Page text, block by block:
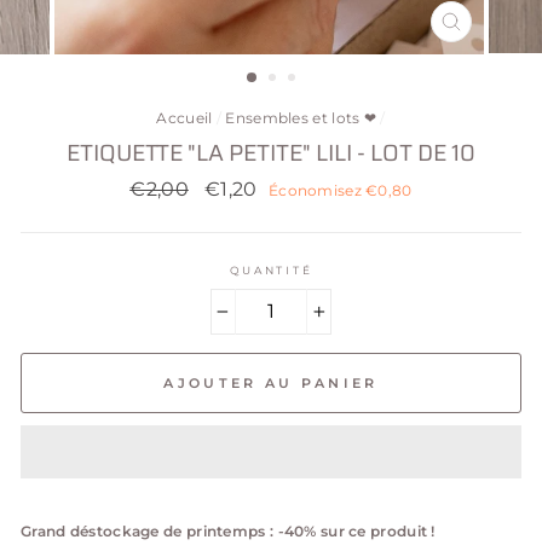
FERMER
(ESC)
Accueil Ensembles et lots ❤
ETIQUETTE "LA PETITE" LILI - LOT DE 10
Prix
€2,00
Prix
réduit
€1,20 Économisez €0,80
QUANTITÉ
AJOUTER AU PANIER
Grand déstockage de printemps : -40% sur ce produit !